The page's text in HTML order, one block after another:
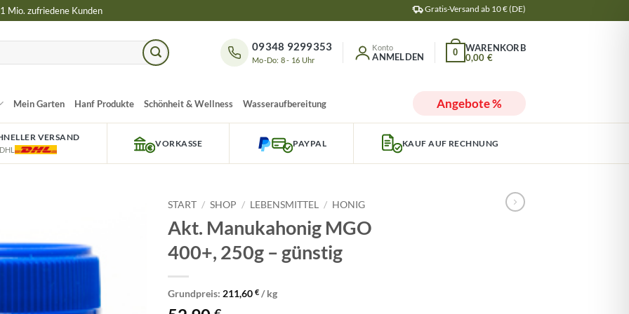
Mio. zufriedene Kunden Gratis-Versand ab 10 € (DE)
Mo-Do: 8 - 16 Uhr
09348 9299353
ANMELDEN 0,00 €
0
Mein Garten Hanf Produkte Schönheit & Wellness Wasseraufbereitung Angebote %
VERSAND
VORKASSE PAYPAL KAUF AUF RECHNUNG
START / SHOP / LEBENSMITTEL / HONIG
Akt. Manukahonig MGO
400+, 250g – günstig
Grundpreis: 211,60 € /kg